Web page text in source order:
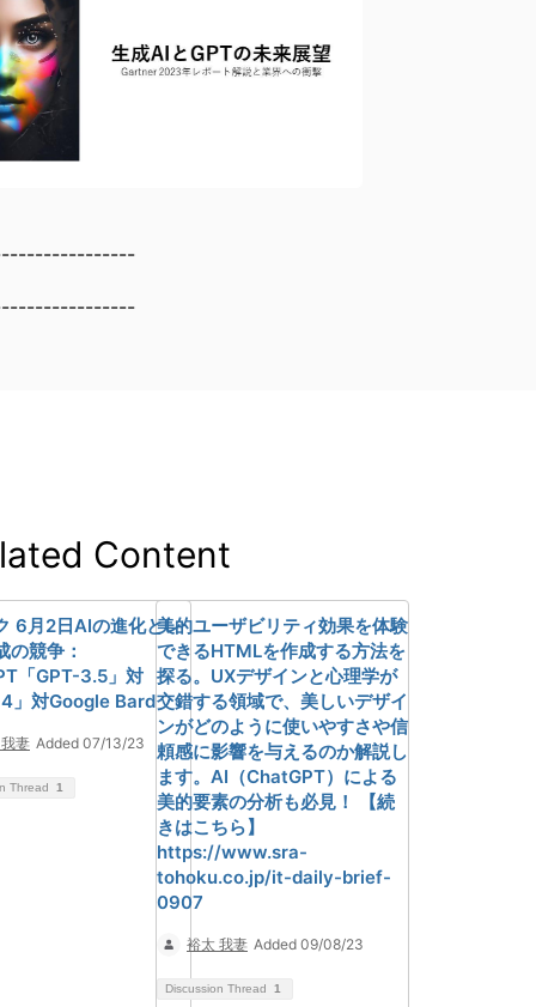
Content
6月2日AIの進化とレ
の競争：
「GPT-3.5」対
」対Google Bard
妻 Added 07/13/23
Thread 1
美的ユーザビリティ効果を体験
できるHTMLを作成する方法を
探る。UXデザインと心理学が
交錯する領域で、美しいデザイ
ンがどのように使いやすさや信
頼感に影響を与えるのか解説し
ます。AI（ChatGPT）による
美的要素の分析も必見！ 【続
きはこちら】
https://www.sra-
tohoku.co.jp/it-daily-brief-
0907
裕太 我妻 Added 09/08/23
Discussion Thread 1